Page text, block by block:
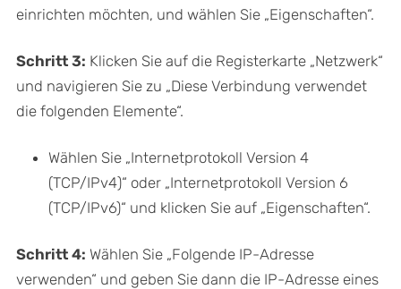
einrichten möchten, und wählen Sie „Eigenschaften“.
Schritt 3: Klicken Sie auf die Registerkarte „Netzwerk“
und navigieren Sie zu „Diese Verbindung verwendet
die folgenden Elemente“.
Wählen Sie „Internetprotokoll Version 4
(TCP/IPv4)“ oder „Internetprotokoll Version 6
(TCP/IPv6)“ und klicken Sie auf „Eigenschaften“.
Schritt 4: Wählen Sie „Folgende IP-Adresse
verwenden“ und geben Sie dann die IP-Adresse eines